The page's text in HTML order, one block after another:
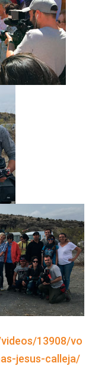
13908/vo
jesus-calleja/